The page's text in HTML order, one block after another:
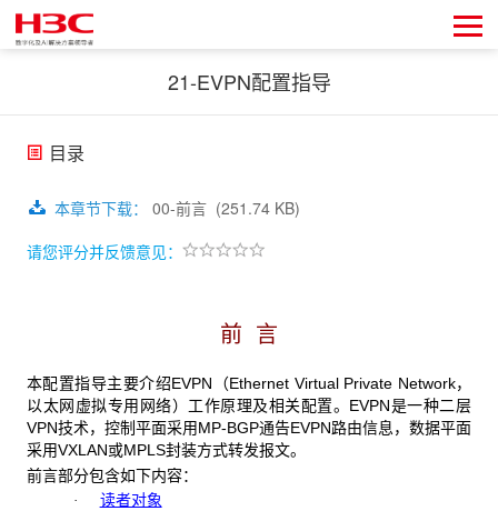
21-EVPN配置指导
目录
本章节下载： 00-前言 (251.74 KB)
请您评分并反馈意见：
前 言
本配置指导主要介绍EVPN（Ethernet Virtual Private Network，
以太网虚拟专用网络）工作原理及相关配置。EVPN是一种二层
VPN技术，控制平面采用MP-BGP通告EVPN路由信息，数据平面
采用VXLAN或MPLS封装方式转发报文。
前言部分包含如下内容：
· 读者对象